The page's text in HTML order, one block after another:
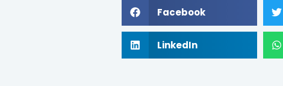
Facebook
LinkedIn